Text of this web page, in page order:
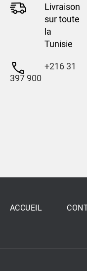
Livraison
sur toute
la
Tunisie
+216 31
397 900
ACCUEIL